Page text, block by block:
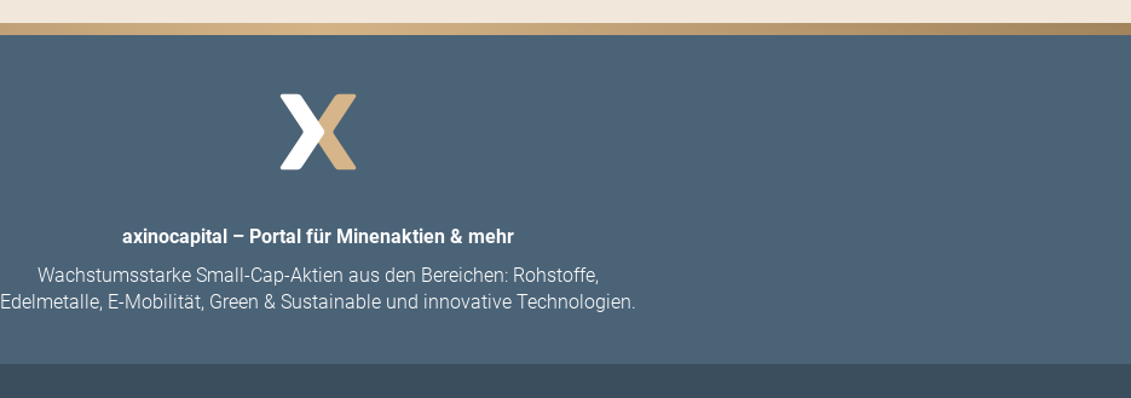
axinocapital – Portal für Minenaktien & mehr
Wachstumsstarke Small-Cap-Aktien aus den Bereichen: Rohstoffe,
Edelmetalle, E-Mobilität, Green & Sustainable und innovative Technologien.